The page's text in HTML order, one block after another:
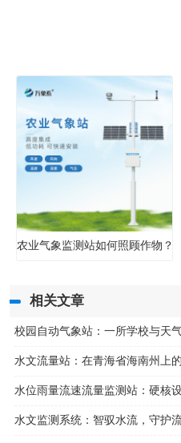
农业气象监测站如何照顾作物？
相关文章
校园自动气象站：一所学校与天
水文流量站：在青海省海南州上
水文监测系统：智驭水流，守护